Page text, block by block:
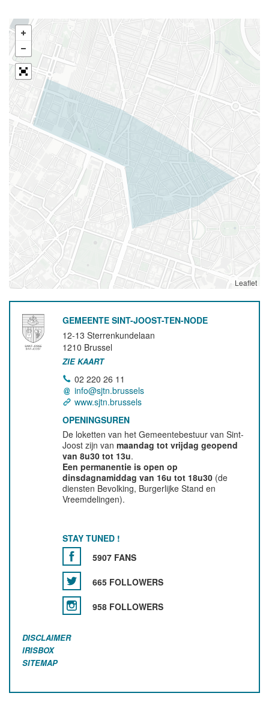
Leaflet
GEMEENTE SINT-JOOST-TEN-NODE
12-13 Sterrenkundelaan
1210 Brussel
ZIE KAART
02 220 26 11
info@sjtn.brussels
www.sjtn.brussels
OPENINGSUREN
De loketten van het Gemeentebestuur van Sint-
Joost zijn vanmaandag tot vrijdag geopend
van 8u30 tot 13u.
Een permanentie is open op
dinsdagnamiddag van 16u tot 18u30 (de
diensten Bevolking, Burgerlijke Stand en
Vreemdelingen).
STAY TUNED !
5907 FANS
665 FOLLOWERS
958 FOLLOWERS
DISCLAIMER
IRISBOX
SITEMAP